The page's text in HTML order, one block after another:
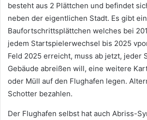
besteht aus 2 Plättchen und befindet
neben der eigentlichen Stadt. Es gibt ein
Baufortschrittsplättchen welches bei
jedem Startspielerwechsel bis 2025
Feld 2025 erreicht, muss ab jetzt, jeder
Gebäude abreißen will, eine weitere
oder Müll auf den Flughafen legen.
Schotter bezahlen.
Der Flughafen selbst hat auch Abriss-